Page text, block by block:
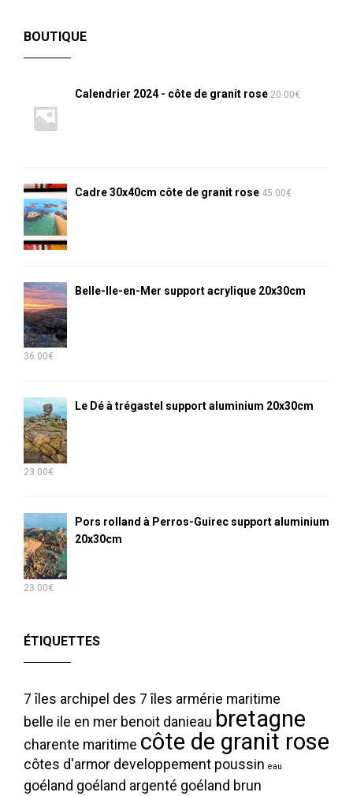
BOUTIQUE
Calendrier 2024 - côte de granit rose 20.00€
Cadre 30x40cm côte de granit rose 45.00€
Belle-Ile-en-Mer support acrylique 20x30cm
36.00€
Le Dé à trégastel support aluminium 20x30cm
23.00€
Pors rolland à Perros-Guirec support aluminium
20x30cm
23.00€
ÉTIQUETTES
7 îles archipel des 7 îles armérie maritime
belle ile en mer benoit danieau bretagne
charente maritime côte de granit rose
côtes d'armor developpement poussin eau
goéland goéland argenté goéland brun